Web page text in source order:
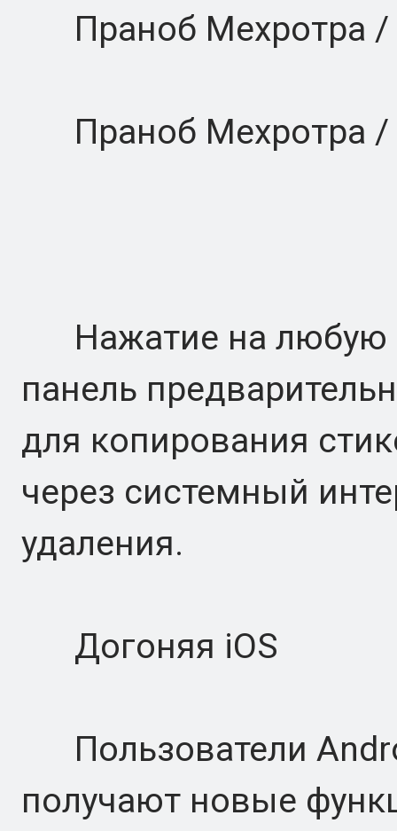
Праноб Мехротра /
Праноб Мехротра /
Нажатие на любую
панель
для копирования
через системный
удаления.
Догоняя iOS
Пользователи
получают новые